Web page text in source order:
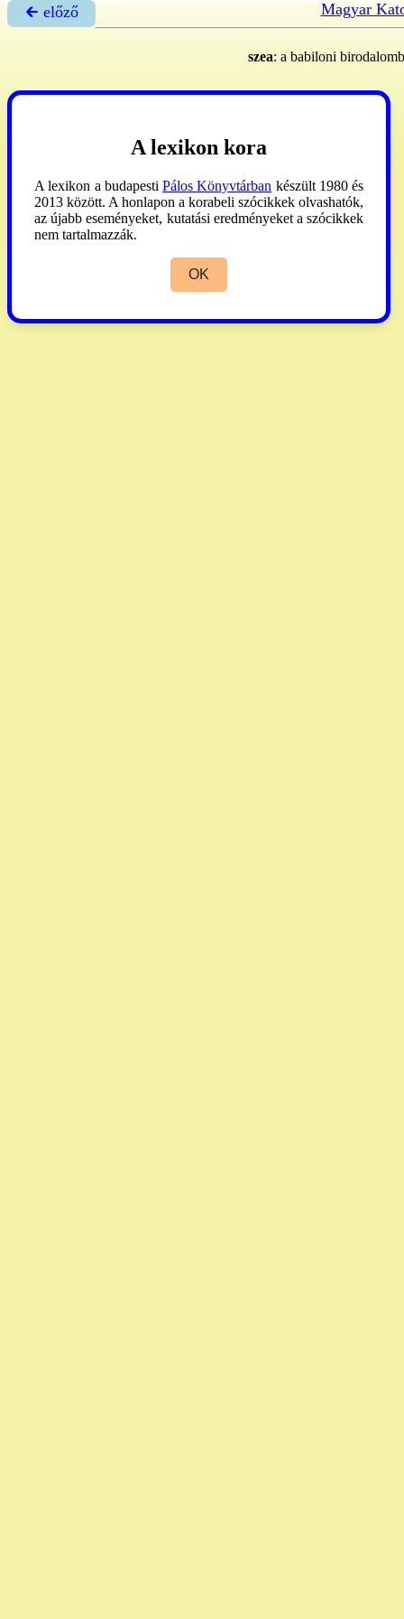
🡰 előző Magyar
szea: a babiloni
A lexikon kora
A lexikon a budapesti Pálos Könyvtárban készült 1980 és
2013 között. A honlapon a korabeli szócikkek olvashatók,
az újabb eseményeket, kutatási eredményeket a szócikkek
nem tartalmazzák.
OK